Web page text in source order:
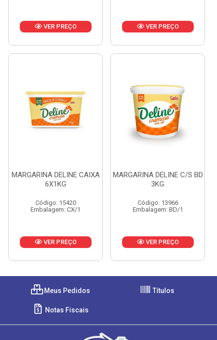
VER PREÇO VER PREÇO
MARGARINA DELINE CAIXA
6X1KG
Código: 15420
Embalagem: CX/1
VER PREÇO
MARGARINA DELINE C/S BD
3KG
Código: 13966
Embalagem: BD/1
VER PREÇO
Meus Pedidos Títulos
Notas Fiscais